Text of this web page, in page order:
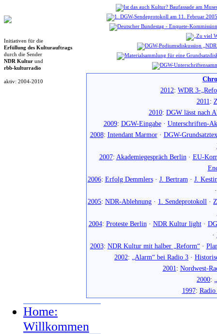
Initiativen für die
Erfüllung des Kulturauftrags
durch die Sender
NDR Kultur und
rbb-kulturradio
aktiv: 2004-2010
2012: WDR 3-
2011:
2010: DGW lässt nach
2009: DGW-Eingabe· Unterschriften-
2008: Intendant Marmor· DGW-
2007: Akademiegespräch Berlin · EU-
2006: Erfolg Demmlers· J. Bertram · J.
2005: NDR-Ablehnung · 1. Sendeprotokoll ·
2004: Proteste Berlin · NDR Kultur light·
·
2003: NDR Kultur mit halber „Reform“·
2002: „Alarm“ bei Radio 3 ·
2001: Nordwest-
2000:
1997:
Home:
Willkommen